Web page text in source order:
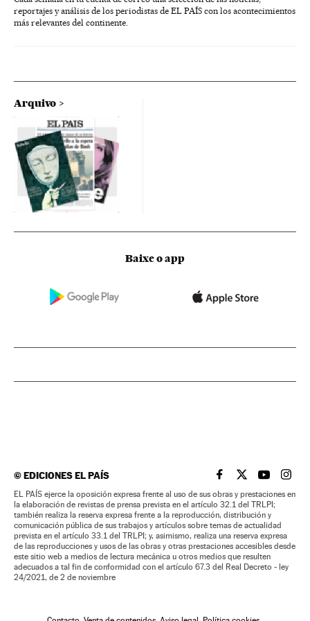
reportajes y análisis de los periodistas de EL PAÍS con los acontecimientos
más relevantes del continente.
Arquivo
Baixe o app
©EDICIONES EL PAÍS EL PAÍS BRASIL EN
EL PAÍSEL PAÍS
EL
EL PAÍS ejerce la oposición expresa frente al uso de sus obras y prestaciones en
la elaboración de revistas de prensa prevista en el artículo 32.1 del TRLPI;
también realiza la reserva expresa frente a la reproducción, distribución y
comunicación pública de sus trabajos y artículos sobre temas de actualidad
prevista en el artículo 33.1 del TRLPI; y, asimismo, realiza una reserva expresa
de las reproducciones y usos de las obras y otras prestaciones accesibles desde
este sitio web a medios de lectura mecánica u otros medios que resulten
adecuados a tal fin de conformidad con el artículo 67.3 del Real Decreto - ley
24/2021, de 2 de noviembre